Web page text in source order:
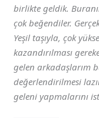
birlikte geldik.
çok beğendiler.
Yeşil taşıyla, çok
kazandırılması
gelen arkadaşlarım
değerlendirilmesi
geleni yapmalarını